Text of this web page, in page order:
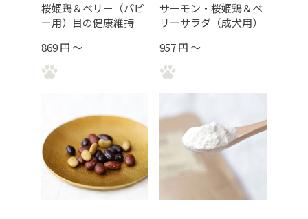
桜姫鶏＆ベリー（パピ
ー用）目の健康維持
869 円 ～
サーモン・桜姫鶏＆ベ
リーサラダ（成犬用）
957 円 ～